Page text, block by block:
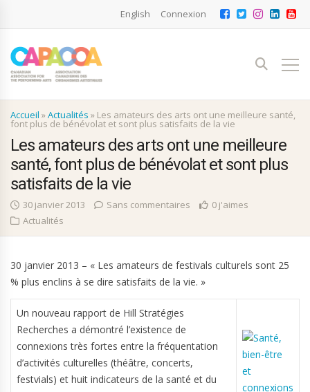
English Connexion
Accueil »Actualités » Les amateurs des arts ont une meilleure santé,
font plus de bénévolat et sont plus satisfaits de la vie
Les amateurs des arts ont une meilleure
santé, font plus de bénévolat et sont plus
satisfaits de la vie
30 janvier 2013 Sans commentaires
0 j'aimes
Actualités
30 janvier 2013 – « Les amateurs de festivals culturels sont 25
% plus enclins à se dire satisfaits de la vie. »
Un nouveau rapport de Hill Stratégies
Recherches a démontré l’existence de
connexions très fortes entre la fréquentation
d’activités culturelles (théâtre, concerts,
festvials) et huit indicateurs de la santé et du